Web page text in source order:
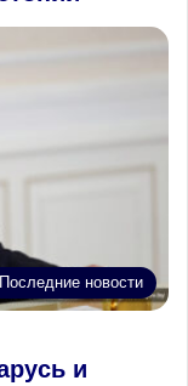
Последние новости
и